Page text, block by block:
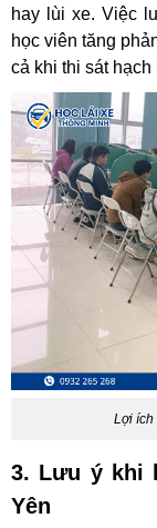
hay lùi xe. Việc
học viên tăng
cả khi thi sát
Lợi ích
3. Lưu ý khi
Yên